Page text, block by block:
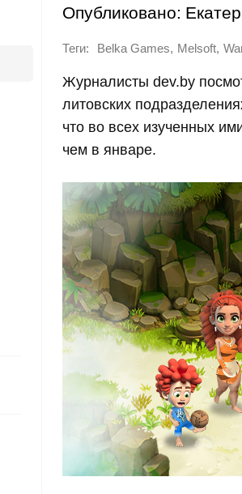
Опубликовано:
Теги: Belka Games, Melsoft,
Журналисты dev.by
литовских
что во всех изученных
чем в январе.